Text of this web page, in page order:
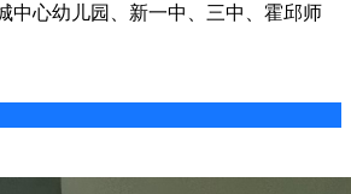
中心幼儿园、新一中、三中、霍邱师